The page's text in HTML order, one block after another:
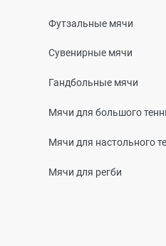
Футзальные мячи
Сувенирные мячи
Гандбольные мячи
Мячи для большого
Мячи для настольного
Мячи для регби